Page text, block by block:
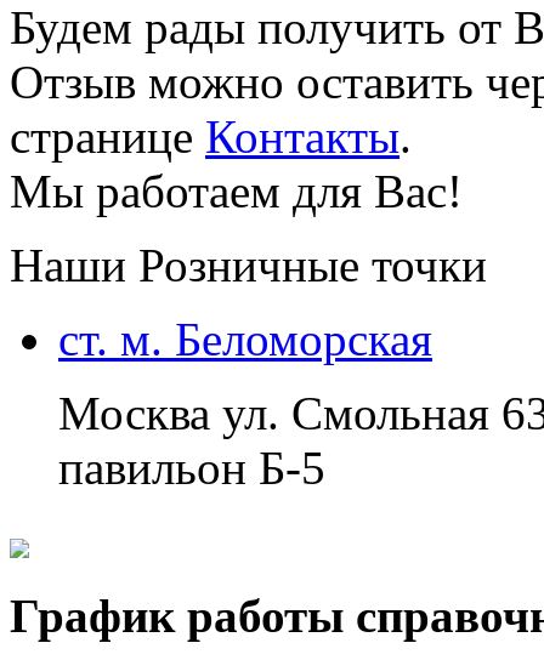
Будем рады получить от
Отзыв можно оставить
странице Контакты.
Мы работаем для Вас!
Наши Розничные точки
ст. м. Беломорская
Москва ул. Смольная
павильон Б-5
График работы